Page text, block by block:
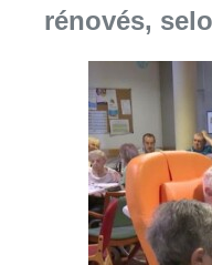
10 août 2026
Le
évacué